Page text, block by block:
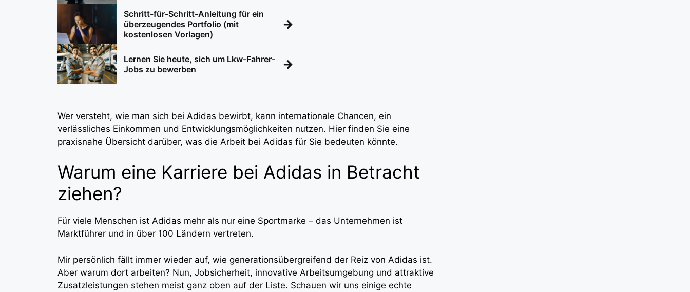
Schritt-für-Schritt-Anleitung für ein
überzeugendes Portfolio (mit
kostenlosen Vorlagen)
→
Lernen Sie heute, sich um Lkw-Fahrer-
Jobs zu bewerben
→
Wer versteht, wie man sich bei Adidas bewirbt, kann internationale Chancen, ein
verlässliches Einkommen und Entwicklungsmöglichkeiten nutzen. Hier finden Sie eine
praxisnahe Übersicht darüber, was die Arbeit bei Adidas für Sie bedeuten könnte.
Warum eine Karriere bei Adidas in Betracht
ziehen?
Für viele Menschen ist Adidas mehr als nur eine Sportmarke – das Unternehmen ist
Marktführer und in über 100 Ländern vertreten.
Mir persönlich fällt immer wieder auf, wie generationsübergreifend der Reiz von Adidas ist.
Aber warum dort arbeiten? Nun, Jobsicherheit, innovative Arbeitsumgebung und attraktive
Zusatzleistungen stehen meist ganz oben auf der Liste. Schauen wir uns einige echte